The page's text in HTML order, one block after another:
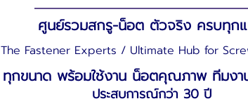
ศูนย์รวมสกรู-น็อต ตัวจริง ครบทุก
The Fastener Experts / Ultimate Hub for
ทุกขนาด พร้อมใช้งาน น็อตคุณภาพ ทีมงา
ประสบการณ์กว่า 30 ปี